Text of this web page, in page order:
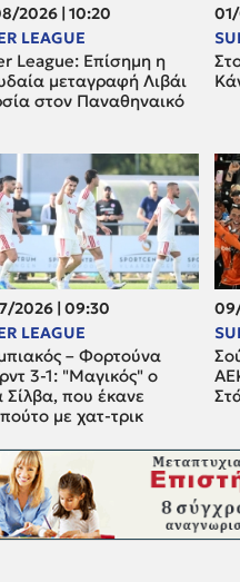
2026 | 10:20
LEAGUE
League: Επίσημη η
μεταγραφή Λιβάι
στον Παναθηναικό
2026 | 09:30
LEAGUE
– Φορτούνα
3-1: "Μαγικός" ο
Σίλβα, που έκανε
με χατ-τρικ